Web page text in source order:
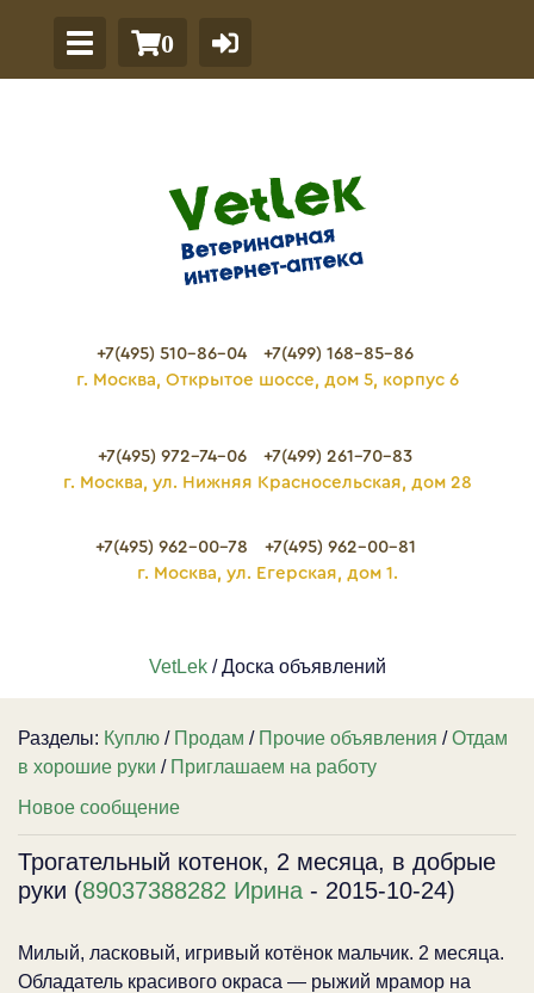
0
+7(495) 510-86-04
+7(499) 168-85-86
г. Москва, Открытое шоссе, дом 5, корпус 6
+7(495) 972-74-06
+7(499) 261-70-83
г. Москва, ул. Нижняя Красносельская, дом 28
+7(495) 962-00-78
+7(495) 962-00-81
г. Москва, ул. Егерская, дом 1.
VetLek/ Доска объявлений
Разделы: Куплю / Продам / Прочие объявления /Отдам
в хорошие руки / Приглашаем на работу
Новое сообщение
Трогательный котенок, 2 месяца, в добрые
руки (89037388282 Ирина - 2015-10-24)
Милый, ласковый, игривый котёнок мальчик. 2 месяца.
Обладатель красивого окраса — рыжий мрамор на